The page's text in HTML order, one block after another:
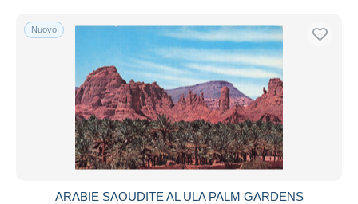
Nuovo
ARABIE SAOUDITE AL ULA PALM GARDENS